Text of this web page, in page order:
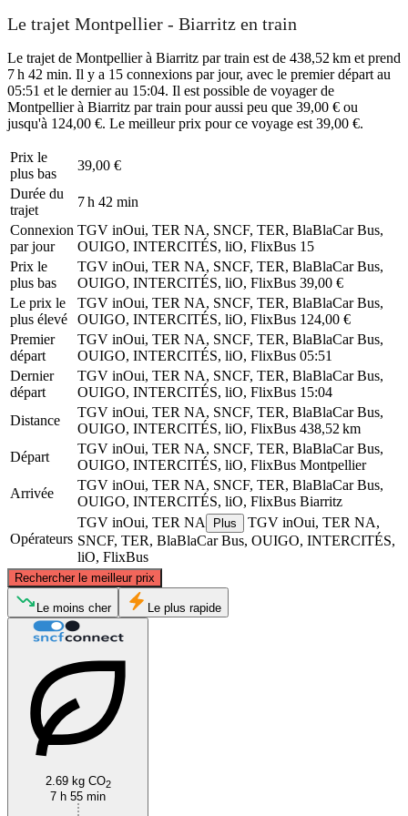
Le trajet Montpellier - Biarritz en train
Le trajet de Montpellier à Biarritz par train est de 438,52 km et prend
7 h 42 min. Il y a 15 connexions par jour, avec le premier départ au
05:51 et le dernier au 15:04. Il est possible de voyager de
Montpellier à Biarritz par train pour aussi peu que 39,00 € ou
jusqu'à 124,00 €. Le meilleur prix pour ce voyage est 39,00 €.
Prix ​​le
plus bas
39,00 €
Durée du
trajet
7 h 42 min
Connexion
par jour
TGV inOui, TER NA, SNCF, TER, BlaBlaCar Bus,
OUIGO, INTERCITÉS, liO, FlixBus 15
Prix ​​le
plus bas
TGV inOui, TER NA, SNCF, TER, BlaBlaCar Bus,
OUIGO, INTERCITÉS, liO, FlixBus 39,00 €
Le prix le
plus élevé
TGV inOui, TER NA, SNCF, TER, BlaBlaCar Bus,
OUIGO, INTERCITÉS, liO, FlixBus 124,00 €
Premier
départ
TGV inOui, TER NA, SNCF, TER, BlaBlaCar Bus,
OUIGO, INTERCITÉS, liO, FlixBus 05:51
Dernier
départ
TGV inOui, TER NA, SNCF, TER, BlaBlaCar Bus,
OUIGO, INTERCITÉS, liO, FlixBus 15:04
Distance
TGV inOui, TER NA, SNCF, TER, BlaBlaCar Bus,
OUIGO, INTERCITÉS, liO, FlixBus 438,52 km
Départ
TGV inOui, TER NA, SNCF, TER, BlaBlaCar Bus,
OUIGO, INTERCITÉS, liO, FlixBus Montpellier
Arrivée
TGV inOui, TER NA, SNCF, TER, BlaBlaCar Bus,
OUIGO, INTERCITÉS, liO, FlixBus Biarritz
Opérateurs
TGV inOui, TER NA Plus
TGV inOui, TER NA,
SNCF, TER, BlaBlaCar Bus, OUIGO, INTERCITÉS,
liO, FlixBus
Rechercher le meilleur prix
Biarritz
Le moins cher Le plus rapide
2.69 kg CO2
7 h 55 min